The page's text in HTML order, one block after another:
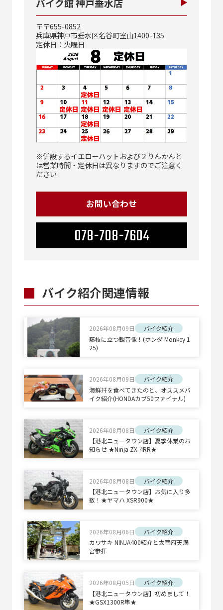
〒〒655-0852
兵庫県神戸市垂水区名谷町室山1400-135
定休日：火曜日
※併設するイエローハットおよび２りんかんと
は営業時間・定休日は異なりますのでご注意く
ださい
お問い合わせ
078-708-7604
バイク紹介関連情報
2026年08月09日
バイク紹介
藤枝に立つ観音像！(ホンダ Monkey 1
25)
2026年08月09日
バイク紹介
海鮮丼を食べてきたのと、オススメバ
イク紹介(HONDAカブ50ファイナル)
2026年08月08日
バイク紹介
【港北ニュータウン店】夏季休業のお
知らせ ★Ninja ZX-4RR★
2026年08月08日
バイク紹介
【港北ニュータウン店】お気に入り多
数！★ヤマハ XSR900★
2026年08月06日
バイク紹介
カワサキ NINJA400紹介と太宰府天満
宮参拝
2026年08月05日
バイク紹介
【港北ニュータウン店】初めまして！
★GSX1300R隼★